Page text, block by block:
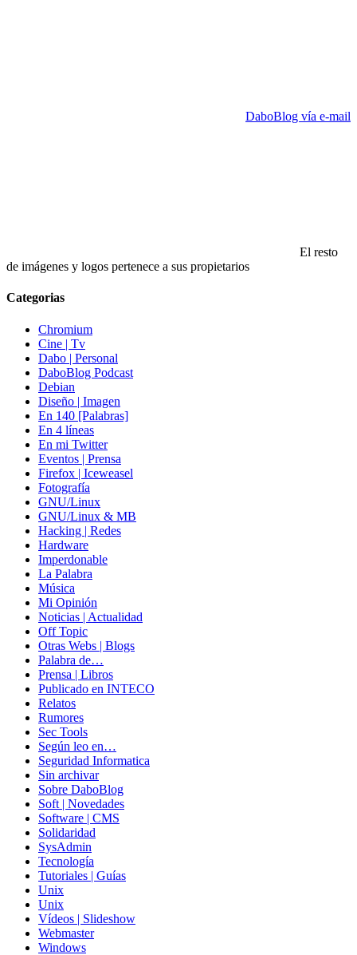
DaboBlog vía e-mail
El resto
de imágenes y logos pertenece a sus propietarios
Categorias
Chromium
Cine | Tv
Dabo | Personal
DaboBlog Podcast
Debian
Diseño | Imagen
En 140 [Palabras]
En 4 líneas
En mi Twitter
Eventos | Prensa
Firefox | Iceweasel
Fotografía
GNU/Linux
GNU/Linux & MB
Hacking | Redes
Hardware
Imperdonable
La Palabra
Música
Mi Opinión
Noticias | Actualidad
Off Topic
Otras Webs | Blogs
Palabra de…
Prensa | Libros
Publicado en INTECO
Relatos
Rumores
Sec Tools
Según leo en…
Seguridad Informatica
Sin archivar
Sobre DaboBlog
Soft | Novedades
Software | CMS
Solidaridad
SysAdmin
Tecnología
Tutoriales | Guías
Unix
Unix
Vídeos | Slideshow
Webmaster
Windows